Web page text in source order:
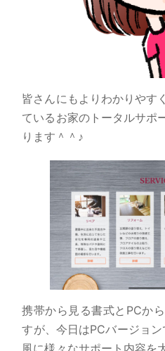
皆さんにもよりわかりやす
ているお家のトータルサポ
ります＾＾♪
携帯から見る書式とPCか
すが、今日はPCバージョ